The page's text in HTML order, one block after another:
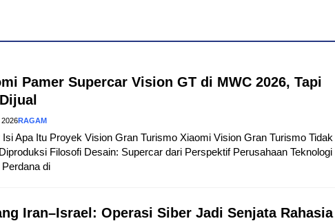
Pamer Supercar Vision GT di MWC 2026, Tapi
2026RAGAM
Isi Apa Itu Proyek Vision Gran Turismo Xiaomi Vision Gran Turismo Tidak
Filosofi Desain: Supercar dari Perspektif Perusahaan Teknologi
di
Iran–Israel: Operasi Siber Jadi Senjata Rahasia